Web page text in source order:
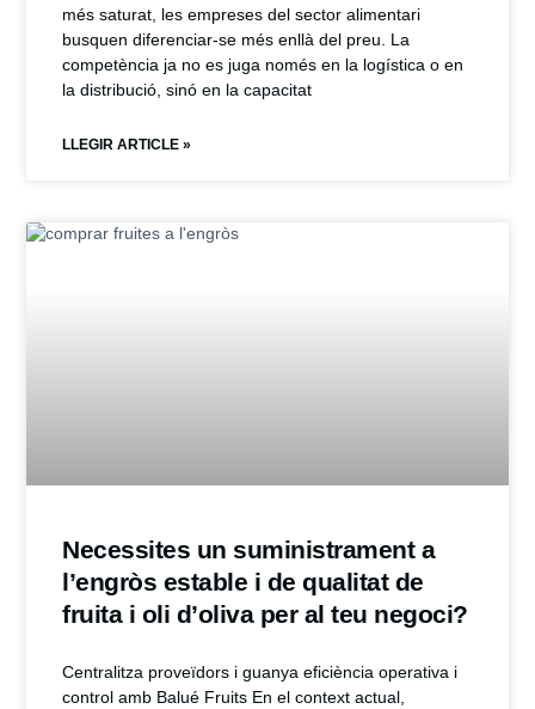
més saturat, les empreses del sector alimentari
busquen diferenciar-se més enllà del preu. La
competència ja no es juga només en la logística o en
la distribució, sinó en la capacitat
LLEGIR ARTICLE »
Necessites un suministrament a
l’engròs estable i de qualitat de
fruita i oli d’oliva per al teu negoci?
Centralitza proveïdors i guanya eficiència operativa i
control amb Balué Fruits En el context actual,